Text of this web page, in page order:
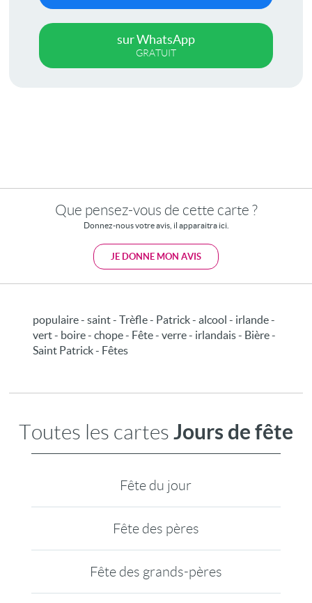
sur WhatsApp
GRATUIT
Que pensez-vous de cette carte ?
Donnez-nous votre avis, il apparaitra ici.
JE DONNE MON AVIS
populaire - saint - Trèfle - Patrick - alcool - irlande -
vert - boire - chope - Fête - verre - irlandais - Bière -
Saint Patrick - Fêtes
Toutes les cartes Jours de fête
Fête du jour
Fête des pères
Fête des grands-pères